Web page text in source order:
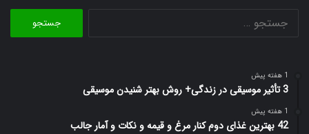
1 هفته پیش
3 تأثیر موسیقی در زندگی+ روش بهتر شنیدن موسیقی
1 هفته پیش
42 بهترین غذای دوم کنار مرغ و قیمه و نکات و آمار جالب